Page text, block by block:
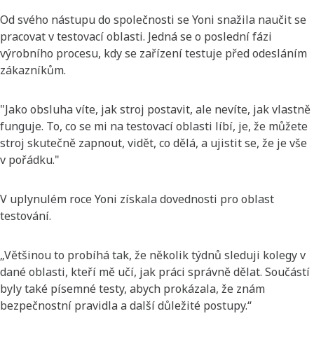
Od svého nástupu do společnosti se Yoni snažila naučit se
pracovat v testovací oblasti. Jedná se o poslední fázi
výrobního procesu, kdy se zařízení testuje před odesláním
zákazníkům.
"Jako obsluha víte, jak stroj postavit, ale nevíte, jak vlastně
funguje. To, co se mi na testovací oblasti líbí, je, že můžete
stroj skutečně zapnout, vidět, co dělá, a ujistit se, že je vše
v pořádku."
V uplynulém roce Yoni získala dovednosti pro oblast
testování.
„Většinou to probíhá tak, že několik týdnů sleduji kolegy v
dané oblasti, kteří mě učí, jak práci správně dělat. Součástí
byly také písemné testy, abych prokázala, že znám
bezpečnostní pravidla a další důležité postupy.“